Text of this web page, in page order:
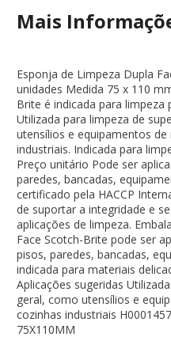
Mais
Esponja de Limpeza Dupla
unidades Medida 75 x 110
Brite é indicada para limpeza
Utilizada para limpeza de
utensílios e equipamentos
industriais. Indicada para
Preço unitário Pode ser
paredes, bancadas,
certificado pela HACCP
de suportar a integridade e
aplicações de limpeza.
Face Scotch-Brite pode ser
pisos, paredes, bancadas,
indicada para materiais
Aplicações sugeridas
geral, como utensílios e
cozinhas industriais
75X110MM